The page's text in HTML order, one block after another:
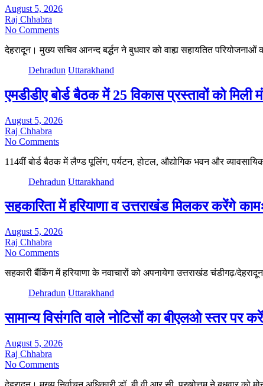
August 5, 2026
Raj Chhabra
No Comments
देहरादून। मुख्य सचिव आनन्द बर्द्धन ने बुधवार को वाह्य सहायतित परियोजनाओं
Dehradun Uttarakhand
एमडीडीए बोर्ड बैठक में 25 विकास प्रस्तावों को
August 5, 2026
Raj Chhabra
No Comments
114वीं बोर्ड बैठक में लैण्ड पूलिंग, पर्यटन, होटल, औद्योगिक भवन और
Dehradun Uttarakhand
सहकारिता में हरियाणा व उत्तराखंड मिलकर करेंगे
August 5, 2026
Raj Chhabra
No Comments
सहकारी बैंकिंग में हरियाणा के नवाचारों को अपनायेगा उत्तराखंड चंडीगढ़/
Dehradun Uttarakhand
सामान्य विसंगति वाले नोटिसों का बीएलओ स्तर पर
August 5, 2026
Raj Chhabra
No Comments